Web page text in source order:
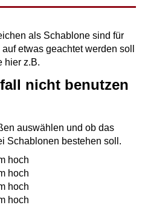
als Schablone sind für
etwas geachtet werden soll
hier z.B.
nicht benutzen
auswählen und ob das
Schablonen bestehen soll.
hoch
hoch
hoch
hoch